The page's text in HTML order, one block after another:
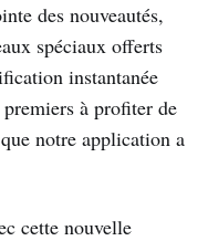
des nouveautés,
spéciaux offerts
instantanée
à profiter de
notre application a
cette nouvelle